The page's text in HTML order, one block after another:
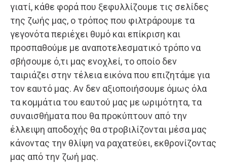
γιατί, κάθε φορά που ξεφυλλίζουμε τις σελίδες
της ζωής μας, ο τρόπος που φιλτράρουμε τα
γεγονότα περιέχει θυμό και επίκριση και
προσπαθούμε με αναποτελεσματικό τρόπο να
σβήσουμε ό,τι μας ενοχλεί, το οποίο δεν
ταιριάζει στην τέλεια εικόνα που επιζητάμε για
τον εαυτό μας. Αν δεν αξιοποιήσουμε όμως όλα
τα κομμάτια του εαυτού μας με ωριμότητα, τα
συναισθήματα που θα προκύπτουν από την
έλλειψη αποδοχής θα στροβιλίζονται μέσα μας
κάνοντας την θλίψη να ραχατεύει, εκθρονίζοντας
μας από την ζωή μας.